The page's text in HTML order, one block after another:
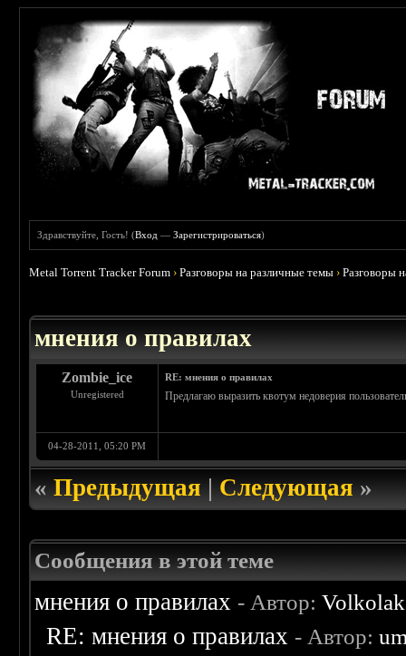
Здравствуйте, Гость! (Вход —Зарегистрироваться)
Metal Torrent Tracker Forum ›Разговоры на различные темы ›Разговоры
мнения о правилах
Zombie_ice
Unregistered
RE: мнения о правилах
Предлагаю выразить квотум недоверия
04-28-2011, 05:20 PM
«Предыдущая|Следующая»
Сообщения в этой теме
мнения о правилах - Автор:Volkolak
RE: мнения о правилах - Автор: